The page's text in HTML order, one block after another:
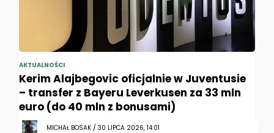
AKTUALNOŚCI
Kerim Alajbegovic oficjalnie w Juventusie
– transfer z Bayeru Leverkusen za 33 mln
euro (do 40 mln z bonusami)
MICHAŁ BOSAK / 30 LIPCA 2026, 14:01